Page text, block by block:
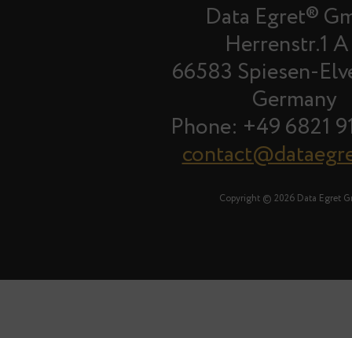
Data Egret®
Herrenstr.1
66583 Spiesen-
Germany
Phone: +49 6821
Copyright © 2026 Data Egret